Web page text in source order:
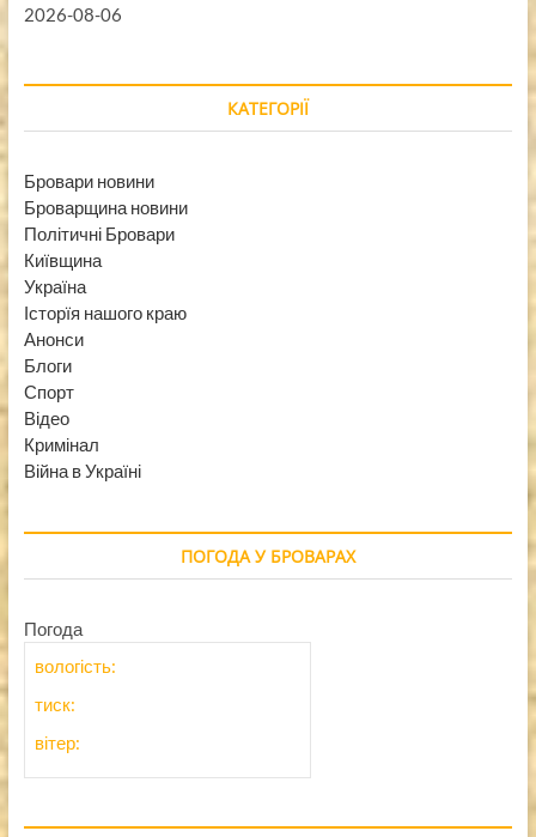
2026-08-06
КАТЕГОРІЇ
Бровари новини
Броварщина новини
Політичні Бровари
Київщина
Україна
Історїя нашого краю
Анонси
Блоги
Спорт
Відео
Кримінал
Війна в Україні
ПОГОДА У БРОВАРАХ
Погода
вологість:
тиск:
вітер: